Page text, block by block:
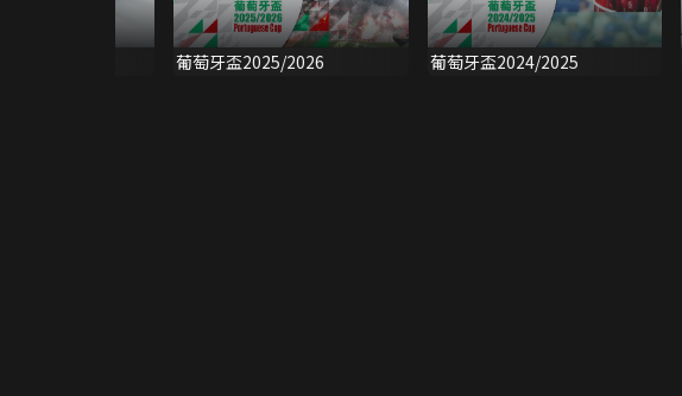
葡萄牙盃2025/2026 葡萄牙盃2024/2025